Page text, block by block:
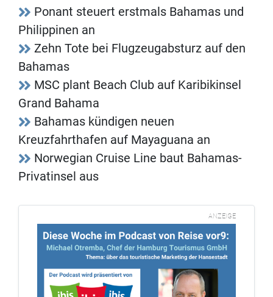
Ponant steuert erstmals Bahamas und
Philippinen an
Zehn Tote bei Flugzeugabsturz auf den
Bahamas
MSC plant Beach Club auf Karibikinsel
Grand Bahama
Bahamas kündigen neuen
Kreuzfahrthafen auf Mayaguana an
Norwegian Cruise Line baut Bahamas-
Privatinsel aus
ANZEIGE